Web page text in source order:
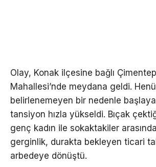
Olay, Konak ilçesine bağlı
Mahallesi’nde meydana geldi.
belirlenemeyen bir nedenle
tansiyon hızla yükseldi. Bıçak
genç kadın ile sokaktakiler
gerginlik, durakta bekleyen ticari
arbedeye dönüştü.